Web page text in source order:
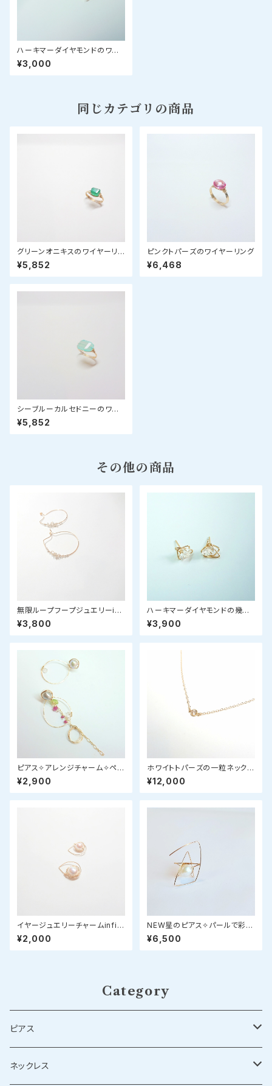
ハーキマーダイヤモンドのワイ
ヤーリング
¥3,000
同じカテゴリの商品
グリーンオニキスのワイヤーリン
グ
¥5,852
ピンクトパーズのワイヤーリング
¥6,468
シーブルーカルセドニーのワイ
ヤーリング
¥5,852
その他の商品
無限ループフープジュエリーinf
ini（アンフィニ）
¥3,800
ハーキマーダイヤモンドの幾何
学ピアス
¥3,900
ピアス✧アレンジチャーム✧ペリ
ドット＆ピンクサファイア
¥2,900
ホワイトトパーズの一粒ネックレ
ス
¥12,000
イヤージュエリーチャームinfini
（アンフィニ）✧パール
¥2,000
NEW星のピアス✧パールで彩る
star bright jewelry✧
¥6,500
Category
ピアス
シルバーピアス
ネックレス